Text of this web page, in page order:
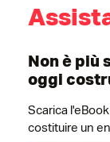
Non è più
oggi
Scarica
costituire un